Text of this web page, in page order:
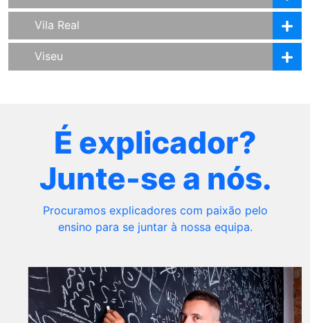
Vila Real
Viseu
É explicador?
Junte-se a nós.
Procuramos explicadores com paixão pelo
ensino para se juntar à nossa equipa.